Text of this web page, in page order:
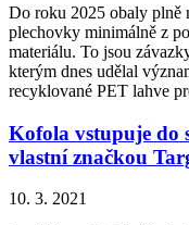
Do roku 2025 obaly plně
plechovky minimálně z
materiálu. To jsou
kterým dnes udělal
recyklované PET lahve
Kofola vstupuje do
vlastní značkou
10. 3. 2021